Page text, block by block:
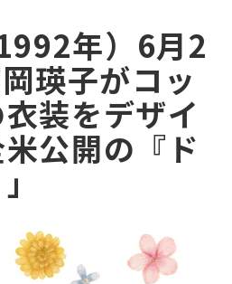
年）6月2
瑛子がコッ
装をデザイ
公開の『ド